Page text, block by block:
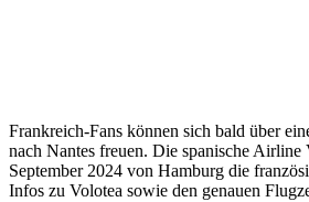
Frankreich-Fans können sich bald über
nach Nantes freuen. Die spanische Airline
September 2024 von Hamburg die
Infos zu Volotea sowie den genauen